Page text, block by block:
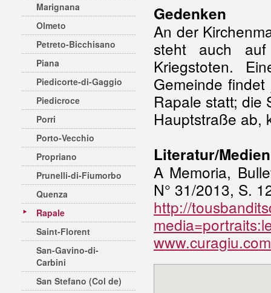
Marignana
Olmeto
Petreto-Bicchisano
Piana
Piedicorte-di-Gaggio
Piedicroce
Porri
Porto-Vecchio
Propriano
Prunelli-di-Fiumorbo
Quenza
Rapale
Saint-Florent
San-Gavino-di-
Carbini
San Stefano (Col de)
Gedenken
An der
steht auch
Kriegstoten.
Gemeinde
Rapale statt; die
Hauptstraße ab,
Literatur/Medien
A Memoria,
N° 31/2013, S.
http://